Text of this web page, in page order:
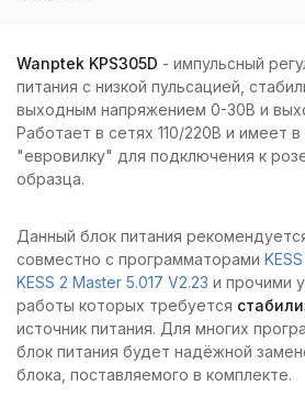
Wanptek KPS305D - импульсный
питания с низкой пульсацией,
выходным напряжением 0-30В и
Работает в сетях 110/220В и имеет
"евровилку" для подключения к
образца.
Данный блок питания
совместно с программаторами
KESS 2 Master 5.017 V2.23 и прочими
работы которых требуется
источник питания. Для многих
блок питания будет надёжной
блока, поставляемого в комплекте.